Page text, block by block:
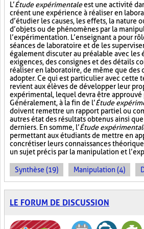
L’Étude expérimentaleest une activité
créent une expérience à réaliser en
d’étudier les causes, les effets, la nature
d’objets ou de phénomènes par la
l’expérimentation. L’enseignant a pour
séances de laboratoire et de les
également discuter au préalable avec les
exigences, des consignes et des détails
réaliser en laboratoire, de même que des
adopter. Ce qui est particulier avec cette
revient aux élèves de développer leur
expérimental, lequel devra être approuvé
Généralement, à la fin de l’Étude
doivent remettre un rapport partiel ou
autres état des résultats obtenus ainsi que
derniers. En somme, l’Étude
permettant aux étudiants de mettre en
concrétiser leurs connaissances
un sujet précis par la manipulation et
Synthèse (19) Manipulation (4)
LE FORUM DE DISCUSSION